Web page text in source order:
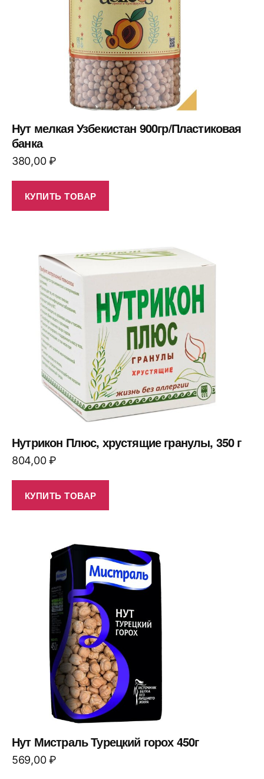
Нут мелкая Узбекистан 900гр/Пластиковая
банка
380,00₽
КУПИТЬ ТОВАР
Нутрикон Плюс, хрустящие гранулы, 350 г
804,00₽
КУПИТЬ ТОВАР
Нут Мистраль Турецкий горох 450г
569,00₽